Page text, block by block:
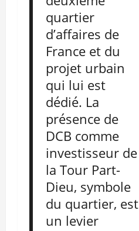
quartier
d’affaires de
France et du
projet urbain
qui lui est
dédié. La
présence de
DCB comme
investisseur de
la Tour Part-
Dieu, symbole
du quartier, est
un levier